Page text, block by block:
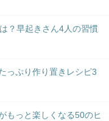
？早起きさん4人の習慣
っぷり作り置きレシピ3
もっと楽しくなる50のヒ